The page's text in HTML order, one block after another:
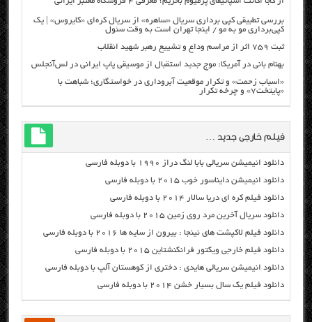
بررسی تطبیقی کپی برداری سریال «ساهره» از سریال کره‌ای «کایروس» | یک
کپی‌برداری مو به مو / اینجا تهران است به وقت سئول
ثبت ۷۵۹ اثر از مراسم وداع و تشییع رهبر شهید انقلاب
بهنام بانی در آمریکا: موج جدید استقبال از موسیقی پاپ ایرانی در لس‌آنجلس
«اسباب زحمت» و تکرار موقعیت آبروداری در خواستگاری؛ شباهت با
«پایتخت۷» و چرخه تکرار
فیلم خارجی جدید …
دانلود انیمیشن سریالی بابا لنگ دراز ۱۹۹۰ با دوبله فارسی
دانلود انیمیشن دایناسور خوب ۲۰۱۵ با دوبله فارسی
دانلود فیلم کره ای دریا سالار ۲۰۱۴ با دوبله فارسی
دانلود سریال آخرین مرد روی زمین ۲۰۱۵ با دوبله فارسی
دانلود فیلم لاکپشت های نینجا : بیرون از سایه ها ۲۰۱۶ با دوبله فارسی
دانلود فیلم خارجی ویکتور فرانکنشتاین ۲۰۱۵ با دوبله فارسی
دانلود انیمیشن سریالی هایدی : دختری از کوهستان آلپ با دوبله فارسی
دانلود فیلم یک سال بسیار خشن ۲۰۱۴ با دوبله فارسی